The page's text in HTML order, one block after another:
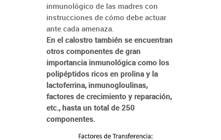
inmunológico de las madres con
instrucciones de cómo debe actuar
ante cada amenaza.
En el calostro también se encuentran
otros componentes de gran
importancia inmunológica como los
polipéptidos ricos en prolina y la
lactoferrina, inmunogloulinas,
factores de crecimiento y reparación,
etc., hasta un total de 250
componentes.